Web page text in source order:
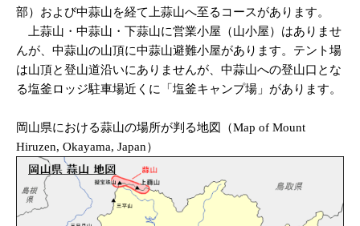
部）および中蒜山を経て上蒜山へ至るコースがあります。
上蒜山・中蒜山・下蒜山に営業小屋（山小屋）はありませ
んが、中蒜山の山頂に中蒜山避難小屋があります。テント場
は山頂と登山道沿いにありませんが、中蒜山への登山口とな
る塩釜ロッジ駐車場近くに「塩釜キャンプ場」があります。
岡山県における蒜山の場所が判る地図（Map of Mount
Hiruzen, Okayama, Japan）